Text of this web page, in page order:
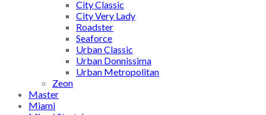
City Classic
City Very Lady
Roadster
Seaforce
Urban Classic
Urban Donnissima
Urban Metropolitan
Zeon
Master
Miami